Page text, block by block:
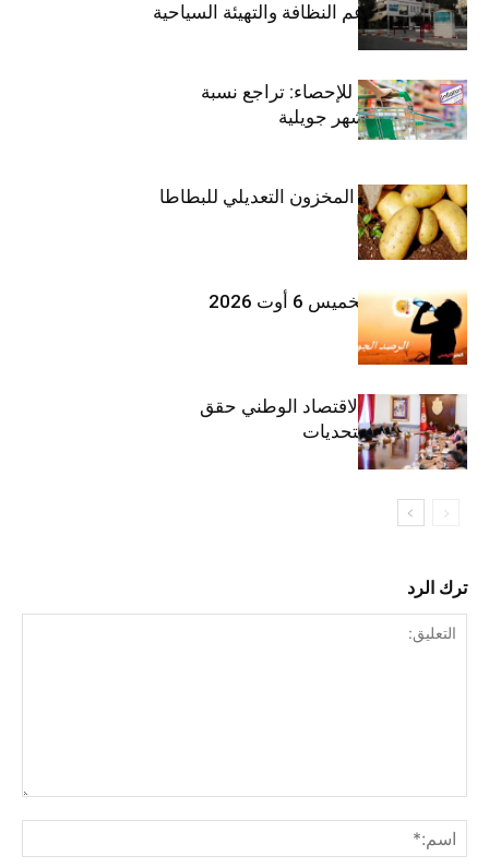
مليون دينار لدعم النظافة والتهيئة السياحية
المعهد الوطني للإحصاء: تراجع نسبة
التضخم خلال شهر جويلية
وزارة الفلاحة : المخزون التعديلي للبطاطا
بلغ 12392 طنا
طقس اليوم الخميس 6 أوت 2026
وزيرة المالية: الاقتصاد الوطني حقق
مكاسب رغم التحديات
ترك الرد